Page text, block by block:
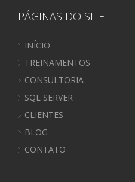
PÁGINAS DO SITE
INÍCIO
TREINAMENTOS
CONSULTORIA
SQL SERVER
CLIENTES
BLOG
CONTATO